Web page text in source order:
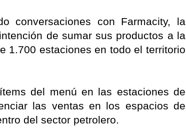
conversaciones con Farmacity, la
de sumar sus productos a la
1.700 estaciones en todo el territorio
del menú en las estaciones de
las ventas en los espacios de
del sector petrolero.